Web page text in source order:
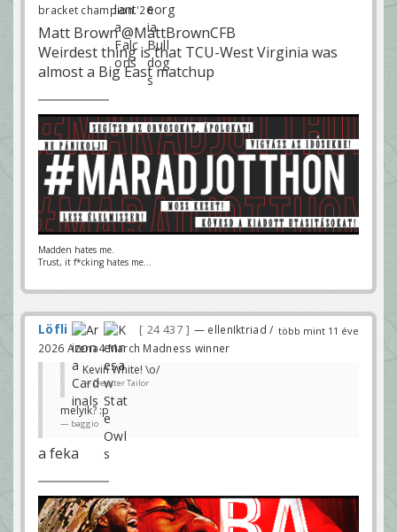
bracket champion '26
Matt Brown @MattBrownCFB
Weirdest thing is that TCU-West Virginia was
almost a Big East matchup
Madden hates me.
Trust, it f*cking hates me...
több mint 11 éve
Löfli 24 437
— ellenIktriad /
2026 Arena4 March Madness winner
Kevin White! \o/
Dexxter Tailor
melyik? :p
baggio
a feka